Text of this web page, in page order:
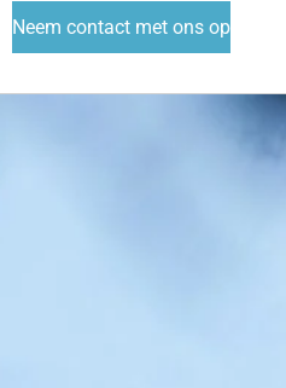
Neem contact met ons op